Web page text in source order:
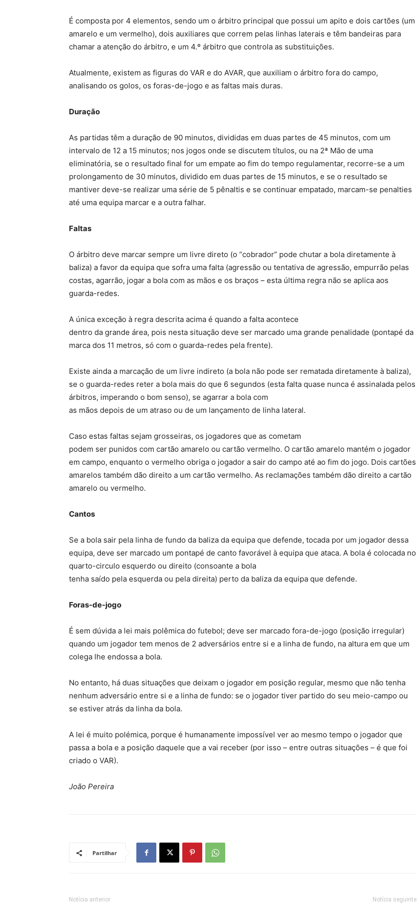
É composta por 4 elementos, sendo um o árbitro principal que possui um apito e dois cartões (um
amarelo e um vermelho), dois auxiliares que correm pelas linhas laterais e têm bandeiras para
chamar a atenção do árbitro, e um 4.º árbitro que controla as substituições.
Atualmente, existem as figuras do VAR e do AVAR, que auxiliam o árbitro fora do campo,
analisando os golos, os foras-de-jogo e as faltas mais duras.
Duração
As partidas têm a duração de 90 minutos, divididas em duas partes de 45 minutos, com um
intervalo de 12 a 15 minutos; nos jogos onde se discutem títulos, ou na 2ª Mão de uma
eliminatória, se o resultado final for um empate ao fim do tempo regulamentar, recorre-se a um
prolongamento de 30 minutos, dividido em duas partes de 15 minutos, e se o resultado se
mantiver deve-se realizar uma série de 5 pênaltis e se continuar empatado, marcam-se penalties
até uma equipa marcar e a outra falhar.
Faltas
O árbitro deve marcar sempre um livre direto (o “cobrador” pode chutar a bola diretamente à
baliza) a favor da equipa que sofra uma falta (agressão ou tentativa de agressão, empurrão pelas
costas, agarrão, jogar a bola com as mãos e os braços – esta última regra não se aplica aos
guarda-redes.
A única exceção à regra descrita acima é quando a falta acontece
dentro da grande área, pois nesta situação deve ser marcado uma grande penalidade (pontapé da
marca dos 11 metros, só com o guarda-redes pela frente).
Existe ainda a marcação de um livre indireto (a bola não pode ser rematada diretamente à baliza),
se o guarda-redes reter a bola mais do que 6 segundos (esta falta quase nunca é assinalada pelos
árbitros, imperando o bom senso), se agarrar a bola com
as mãos depois de um atraso ou de um lançamento de linha lateral.
Caso estas faltas sejam grosseiras, os jogadores que as cometam
podem ser punidos com cartão amarelo ou cartão vermelho. O cartão amarelo mantém o jogador
em campo, enquanto o vermelho obriga o jogador a sair do campo até ao fim do jogo. Dois cartões
amarelos também dão direito a um cartão vermelho. As reclamações também dão direito a cartão
amarelo ou vermelho.
Cantos
Se a bola sair pela linha de fundo da baliza da equipa que defende, tocada por um jogador dessa
equipa, deve ser marcado um pontapé de canto favorável à equipa que ataca. A bola é colocada no
quarto-circulo esquerdo ou direito (consoante a bola
tenha saído pela esquerda ou pela direita) perto da baliza da equipa que defende.
Foras-de-jogo
É sem dúvida a lei mais polêmica do futebol; deve ser marcado fora-de-jogo (posição irregular)
quando um jogador tem menos de 2 adversários entre si e a linha de fundo, na altura em que um
colega lhe endossa a bola.
No entanto, há duas situações que deixam o jogador em posição regular, mesmo que não tenha
nenhum adversário entre si e a linha de fundo: se o jogador tiver partido do seu meio-campo ou
se estiver atrás da linha da bola.
A lei é muito polémica, porque é humanamente impossível ver ao mesmo tempo o jogador que
passa a bola e a posição daquele que a vai receber (por isso – entre outras situações – é que foi
criado o VAR).
João Pereira
Partilhar
Notícia anterior Notícia seguinte